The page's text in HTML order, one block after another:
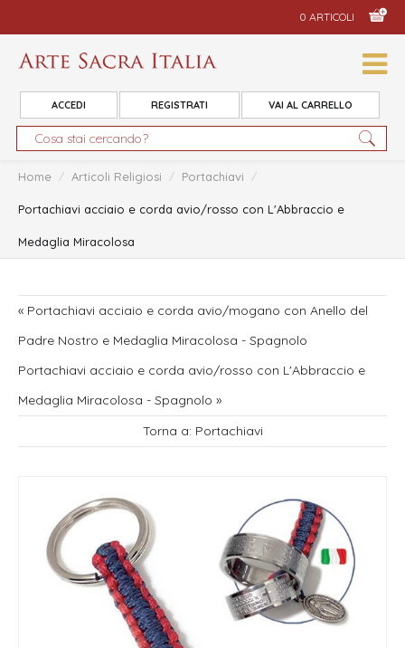
0 ARTICOLI
ACCEDI REGISTRATI VAI AL CARRELLO
Home / Articoli Religiosi / Portachiavi /
Portachiavi acciaio e corda avio/rosso con L'Abbraccio e
Medaglia Miracolosa
« Portachiavi acciaio e corda avio/mogano con Anello del
Padre Nostro e Medaglia Miracolosa - Spagnolo
Portachiavi acciaio e corda avio/rosso con L'Abbraccio e
Medaglia Miracolosa - Spagnolo »
Torna a: Portachiavi